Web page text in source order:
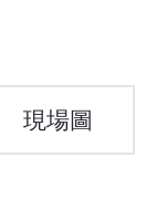
現場圖